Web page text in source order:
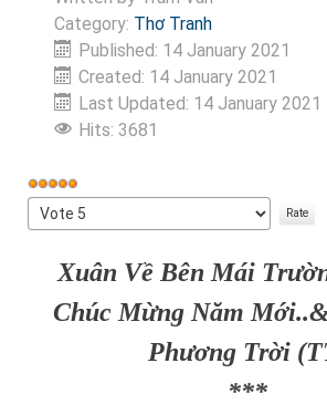
Category: Thơ Tranh
Published: 14 January 2021
Created: 14 January 2021
Last Updated: 14 January 2021
Hits: 3681
User
Rating:
Please
Rate
Xuân Về Bên Mái
Chúc Mừng Năm
Phương Trời
***